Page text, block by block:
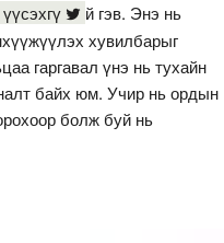
й гэв. Энэ нь
хувилбарыг
гаргавал үнэ нь тухайн
байх юм. Учир нь ордын
болж буй нь